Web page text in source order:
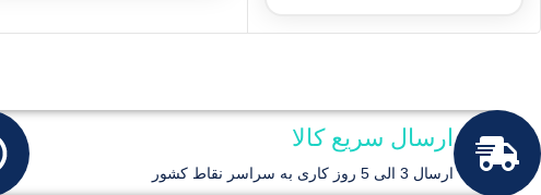
ارسال سریع کالا
ارسال 3 الی 5 روز کاری به سراسر نقاط کشور